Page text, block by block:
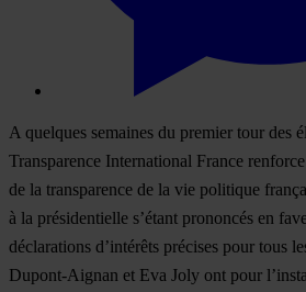
A quelques semaines du premier tour des
Transparence International France
de la transparence de la vie politique
à la présidentielle s’étant prononcés en
déclarations d’intérêts précises pour tous
Dupont-Aignan et Eva Joly ont pour